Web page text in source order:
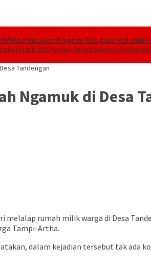
Palu Lewat Program TJSLKado PLN untuk
Berlistrik 100 Persen Curiga Suksesi Rektor
Tandengan
Ngamuk di Desa
rumah milik warga di Desa
Tampi-Artha.
dalam kejadian tersebut tak ada